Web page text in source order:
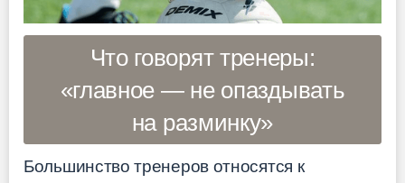
Что говорят тренеры:
«главное — не опаздывать
на разминку»
Большинство тренеров относятся к